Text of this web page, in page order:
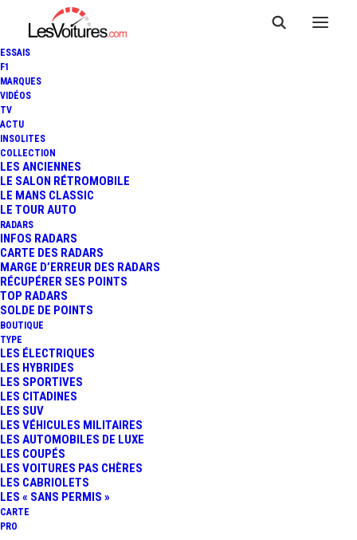
ESSAIS
F1
MARQUES
VIDÉOS
TV
ACTU
INSOLITES
COLLECTION
LES ANCIENNES
LE SALON RÉTROMOBILE
LE MANS CLASSIC
LE TOUR AUTO
RADARS
INFOS RADARS
CARTE DES RADARS
MARGE D’ERREUR DES RADARS
RÉCUPÉRER SES POINTS
TOP RADARS
SOLDE DE POINTS
BOUTIQUE
TYPE
LES ÉLECTRIQUES
LES HYBRIDES
LES SPORTIVES
LES CITADINES
LES SUV
LES VÉHICULES MILITAIRES
LES AUTOMOBILES DE LUXE
LES COUPÉS
LES VOITURES PAS CHÈRES
LES CABRIOLETS
LES « SANS PERMIS »
CARTE
PRO
(TESLA France SARL)
Découvrez la borne de recharge
Auch, France installée sur une
recharge rapide